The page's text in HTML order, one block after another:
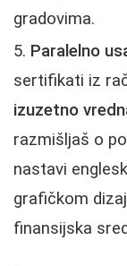
gradovima.
Paralelno
sertifikati iz
izuzetno
razmišljaš o
nastavi
grafičkom
finansijska